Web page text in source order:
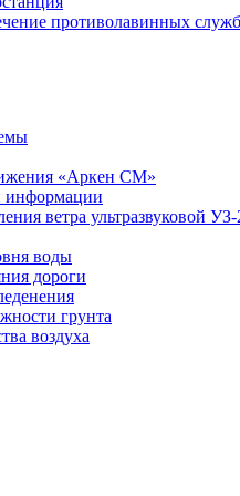
противолавинных служб
«Аркен СМ»
информации
ветра ультразвуковой
воды
дороги
грунта
воздуха